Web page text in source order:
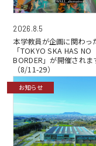
2026.8.5
本学教員が企画に関わっ
「TOKYO SKA HAS NO
BORDER」が開催されま
（8/11-29）
お知らせ